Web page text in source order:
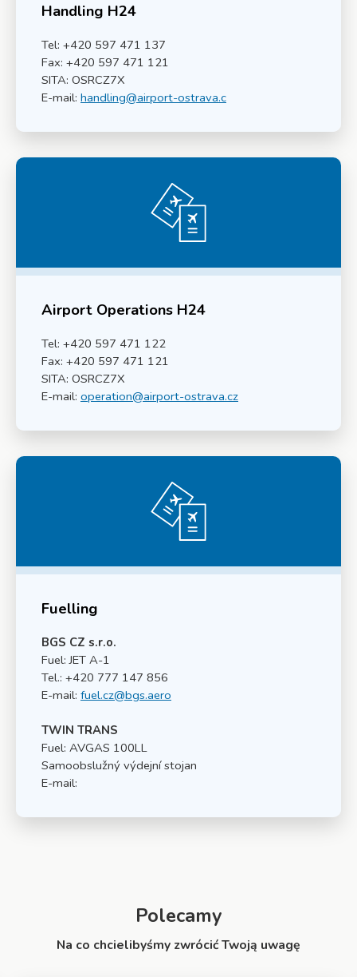
Handling H24
Tel: +420 597 471 137
Fax: +420 597 471 121
SITA: OSRCZ7X
E-mail: handling@airport-ostrava.c
Airport Operations H24
Tel: +420 597 471 122
Fax: +420 597 471 121
SITA: OSRCZ7X
E-mail: operation@airport-ostrava.cz
Fuelling
BGS CZ s.r.o.
Fuel: JET A-1
Tel.: +420 777 147 856
E-mail: fuel.cz@bgs.aero
TWIN TRANS
Fuel: AVGAS 100LL
Samoobslužný výdejní stojan
E-mail:
Polecamy
Na co chcielibyśmy zwrócić Twoją uwagę